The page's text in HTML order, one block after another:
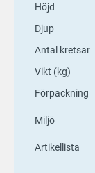
Höjd
Djup
Antal kretsar
Vikt (kg)
Förpackning
Miljö
Artikellista